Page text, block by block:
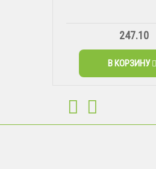
247.10
В КОРЗИНУ